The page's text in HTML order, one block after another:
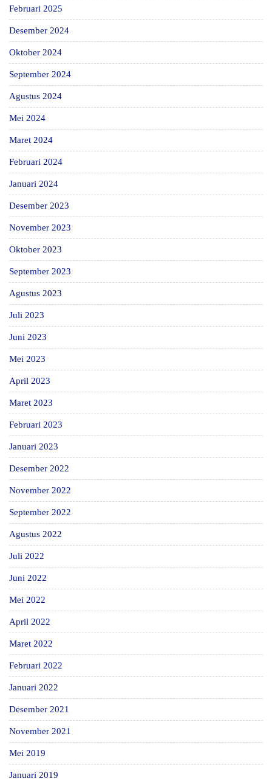
Februari 2025
Desember 2024
Oktober 2024
September 2024
Agustus 2024
Mei 2024
Maret 2024
Februari 2024
Januari 2024
Desember 2023
November 2023
Oktober 2023
September 2023
Agustus 2023
Juli 2023
Juni 2023
Mei 2023
April 2023
Maret 2023
Februari 2023
Januari 2023
Desember 2022
November 2022
September 2022
Agustus 2022
Juli 2022
Juni 2022
Mei 2022
April 2022
Maret 2022
Februari 2022
Januari 2022
Desember 2021
November 2021
Mei 2019
Januari 2019